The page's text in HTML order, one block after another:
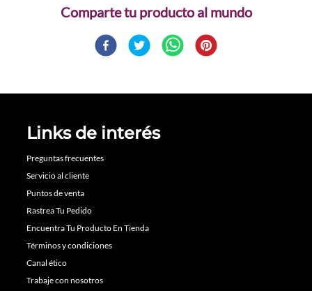
Comparte
Links de interés
Preguntas frecuentes
Servicio al cliente
Puntos de venta
Rastrea Tu Pedido
Encuentra Tu Producto En Tienda
Términos y condiciones
Canal ético
Trabaje con nosotros